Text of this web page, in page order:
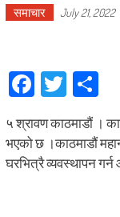
समाचार July 21, 2022
Facebook
Twitter
५ श्रावण काठमाडौं ।
भएको छ ।काठमाडौं
घरभित्रै व्यवस्थापन